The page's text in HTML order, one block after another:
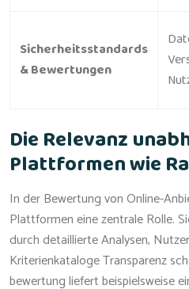
Sicherheitsstandards
& Bewertungen
Die Relevanz
Plattformen wie
In der Bewertung von Online-
Plattformen eine zentrale Rolle.
durch detaillierte Analysen,
Kriterienkataloge Transparenz
bewertung liefert beispielsweise